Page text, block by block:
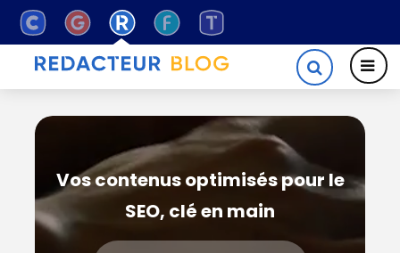
Vos contenus optimisés pour le
SEO, clé en main